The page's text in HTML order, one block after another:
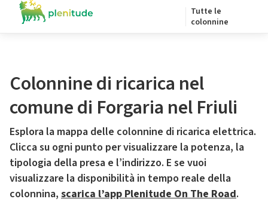
Tutte le
colonnine
Colonnine di ricarica nel
comune di Forgaria nel Friuli
Esplora la mappa delle colonnine di ricarica elettrica.
Clicca su ogni punto per visualizzare la potenza, la
tipologia della presa e l’indirizzo. E se vuoi
visualizzare la disponibilità in tempo reale della
colonnina, scarica l’app Plenitude On The Road.